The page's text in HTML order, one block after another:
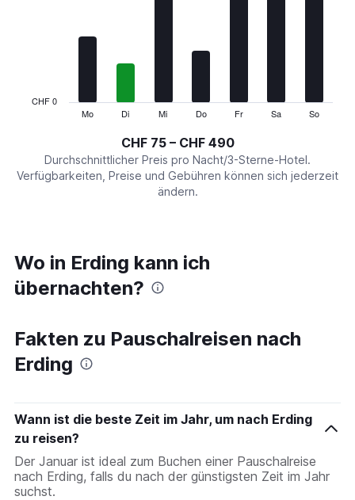
values.
Range:
Mo Di Mi Do Fr Sa So
CHF 0
CHF 75 – CHF 490
Durchschnittlicher Preis pro Nacht/3-Sterne-Hotel.
Verfügbarkeiten, Preise und Gebühren können sich jederzeit
ändern.
Wo in Erding kann ich
übernachten?
Fakten zu Pauschalreisen nach
Erding
Wann ist die beste Zeit im Jahr, um nach Erding
zu reisen?
Der Januar ist ideal zum Buchen einer Pauschalreise
nach Erding, falls du nach der günstigsten Zeit im Jahr
suchst.